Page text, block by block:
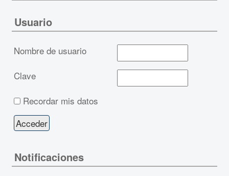
Usuario
Nombre de usuario
Clave
Recordar mis datos
Notificaciones